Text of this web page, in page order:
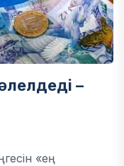
–
«ең